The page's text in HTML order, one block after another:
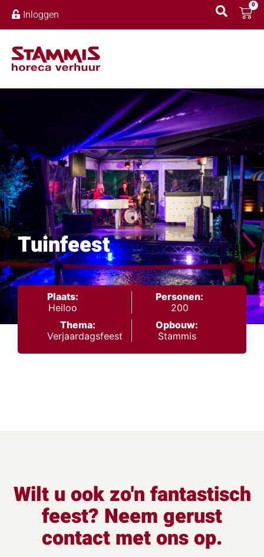
Inloggen
0
Tuinfeest
Plaats:
Heiloo
Personen:
200
Thema:
Verjaardagsfeest
Opbouw:
Stammis
Wilt u ook zo'n fantastisch
feest? Neem gerust
contact met ons op.